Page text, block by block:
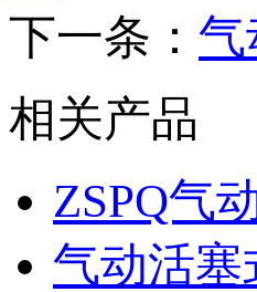
下一条： 气
相关产品
ZSPQ气
气动活